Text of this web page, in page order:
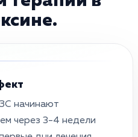
начинают
через 3-4 недели